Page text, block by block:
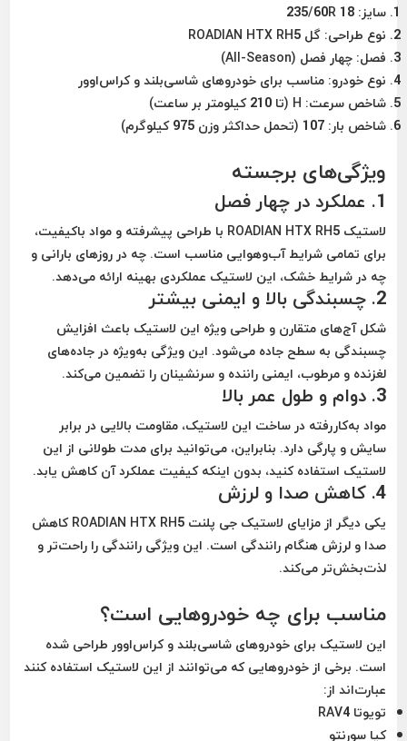
سایز: 235/60R 18
نوع طراحی: گل ROADIAN HTX RH5
فصل: چهار فصل (All-Season)
نوع خودرو: مناسب برای خودروهای شاسی‌بلند و کراس‌اوور
شاخص سرعت:
شاخص بار: 107 (تحمل حداکثر وزن 975 کیلوگرم)
ویژگی‌های برجسته
1. عملکرد در چهار فصل
لاستیک ROADIAN HTX RH5 با طراحی پیشرفته و مواد باکیفیت،
برای تمامی شرایط آب‌وهوایی مناسب است. چه در روزهای بارانی و
چه در شرایط خشک، این لاستیک عملکردی بهینه ارائه می‌دهد.
2. چسبندگی بالا و ایمنی بیشتر
شکل آج‌های متقارن و طراحی ویژه این لاستیک باعث افزایش
چسبندگی به سطح جاده می‌شود. این ویژگی به‌ویژه در جاده‌های
لغزنده و مرطوب، ایمنی راننده و سرنشینان را تضمین می‌کند.
3. دوام و طول عمر بالا
مواد به‌کاررفته در ساخت این لاستیک، مقاومت بالایی در برابر
سایش و پارگی دارد. بنابراین، می‌توانید برای مدت طولانی از این
لاستیک استفاده کنید، بدون اینکه کیفیت عملکرد آن کاهش یابد.
4. کاهش صدا و لرزش
یکی دیگر از مزایای لاستیک جی پلنت ROADIAN HTX RH5 کاهش
صدا و لرزش هنگام رانندگی است. این ویژگی رانندگی را راحت‌تر و
لذت‌بخش‌تر می‌کند.
مناسب برای چه خودروهایی است؟
این لاستیک برای خودروهای شاسی‌بلند و کراس‌اوور طراحی شده
است. برخی از خودروهایی که می‌توانند از این لاستیک استفاده کنند
عبارت‌اند از:
تویوتا RAV4
کیا سورنتو